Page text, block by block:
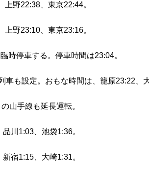
野22:38、東京22:44。
野23:10、東京23:16。
時停車する。停車時間は23:04。
車も設定。おもな時間は、籠原23:22、
山手線も延長運転。
川1:03、池袋1:36。
宿1:15、大崎1:31。